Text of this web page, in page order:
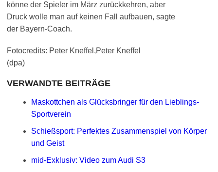
könne der Spieler im März zurückkehren, aber
Druck wolle man auf keinen Fall aufbauen, sagte
der Bayern-Coach.
Fotocredits: Peter Kneffel,Peter Kneffel
(dpa)
VERWANDTE BEITRÄGE
Maskottchen als Glücksbringer für den Lieblings-
Sportverein
Schießsport: Perfektes Zusammenspiel von Körper
und Geist
mid-Exklusiv: Video zum Audi S3